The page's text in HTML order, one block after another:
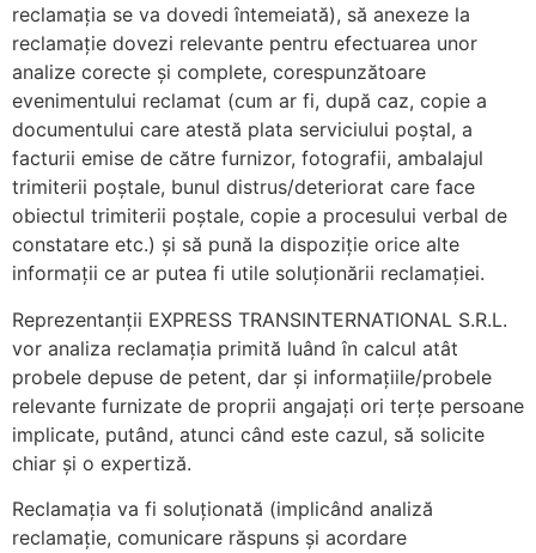
reclamația se va dovedi întemeiată), să anexeze la
reclamație dovezi relevante pentru efectuarea unor
analize corecte și complete, corespunzătoare
evenimentului reclamat (cum ar fi, după caz, copie a
documentului care atestă plata serviciului poștal, a
facturii emise de către furnizor, fotografii, ambalajul
trimiterii poștale, bunul distrus/deteriorat care face
obiectul trimiterii poștale, copie a procesului verbal de
constatare etc.) și să pună la dispoziție orice alte
informații ce ar putea fi utile soluționării reclamației.
Reprezentanții EXPRESS TRANSINTERNATIONAL S.R.L.
vor analiza reclamația primită luând în calcul atât
probele depuse de petent, dar și informațiile/probele
relevante furnizate de proprii angajați ori terțe persoane
implicate, putând, atunci când este cazul, să solicite
chiar și o expertiză.
Reclamația va fi soluționată (implicând analiză
reclamație, comunicare răspuns și acordare